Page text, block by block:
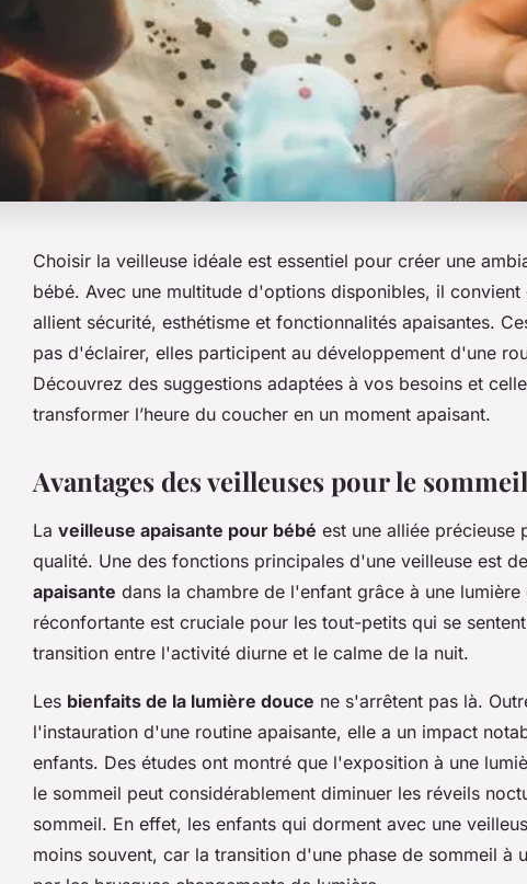
Choisir la veilleuse idéale est essentiel pour créer une
bébé. Avec une multitude d'options disponibles, il
allient sécurité, esthétisme et fonctionnalités apaisantes.
pas d'éclairer, elles participent au développement d'une
Découvrez des suggestions adaptées à vos besoins et
transformer l’heure du coucher en un moment apaisant.
Avantages des veilleuses pour le
La veilleuse apaisante pour bébé est une alliée précieuse
qualité. Une des fonctions principales d'une veilleuse est
apaisante dans la chambre de l'enfant grâce à une
réconfortante est cruciale pour les tout-petits qui se
transition entre l'activité diurne et le calme de la nuit.
Les bienfaits de la lumière douce ne s'arrêtent pas là.
l'instauration d'une routine apaisante, elle a un impact
enfants. Des études ont montré que l'exposition à une
le sommeil peut considérablement diminuer les réveils
sommeil. En effet, les enfants qui dorment avec une
moins souvent, car la transition d'une phase de sommeil à